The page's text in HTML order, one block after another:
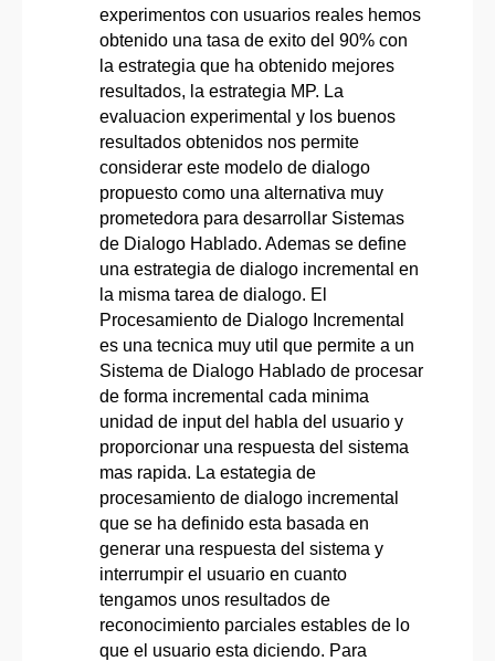
experimentos con usuarios reales hemos
obtenido una tasa de exito del 90% con
la estrategia que ha obtenido mejores
resultados, la estrategia MP. La
evaluacion experimental y los buenos
resultados obtenidos nos permite
considerar este modelo de dialogo
propuesto como una alternativa muy
prometedora para desarrollar Sistemas
de Dialogo Hablado. Ademas se define
una estrategia de dialogo incremental en
la misma tarea de dialogo. El
Procesamiento de Dialogo Incremental
es una tecnica muy util que permite a un
Sistema de Dialogo Hablado de procesar
de forma incremental cada minima
unidad de input del habla del usuario y
proporcionar una respuesta del sistema
mas rapida. La estategia de
procesamiento de dialogo incremental
que se ha definido esta basada en
generar una respuesta del sistema y
interrumpir el usuario en cuanto
tengamos unos resultados de
reconocimiento parciales estables de lo
que el usuario esta diciendo. Para